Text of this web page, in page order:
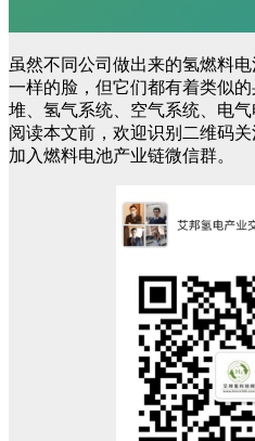
虽然不同公司做出来的氢燃料
一样的脸，但它们都有着类似
堆、氢气系统、空气系统、电
阅读本文前，欢迎识别二维码
加入燃料电池产业链微信群。